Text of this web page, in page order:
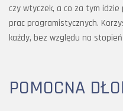
czy wtyczek, a co za tym
prac programistycznych.
każdy, bez względu na
POMOCNA